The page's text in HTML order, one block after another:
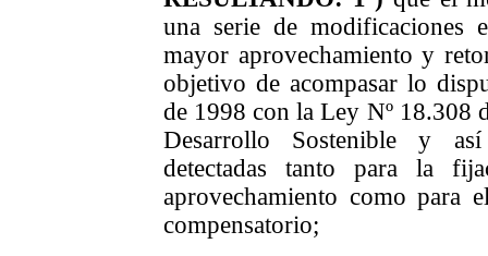
una serie de modificaciones
mayor aprovechamiento y
objetivo de acompasar lo
de 1998 con la Ley Nº 18.308
Desarrollo Sostenible y
detectadas tanto para la
aprovechamiento como para
compensatorio;